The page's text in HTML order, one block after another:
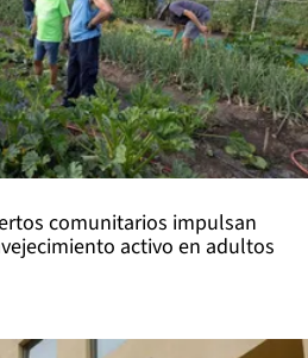
comunitarios impulsan
activo en adultos